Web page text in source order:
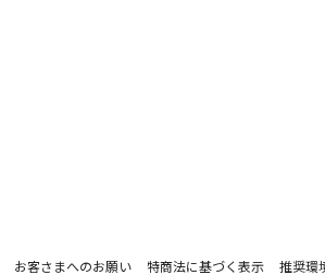
お客さまへのお願い 特商法に基づく表示 推奨環